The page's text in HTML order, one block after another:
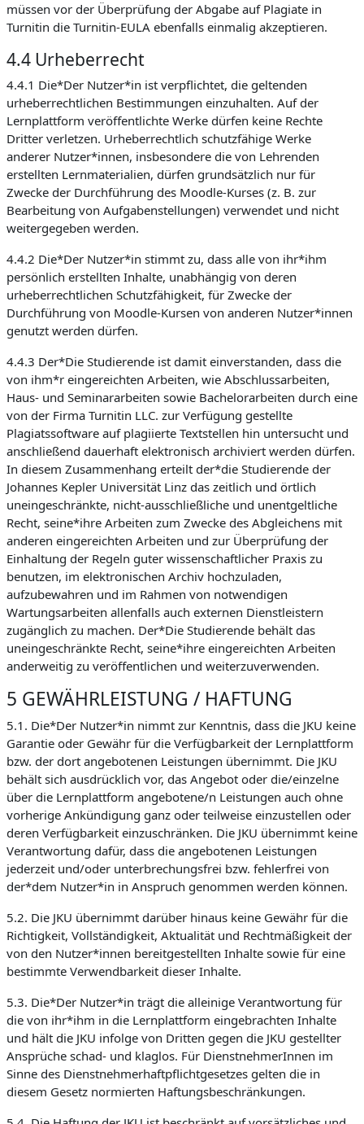
müssen vor der Überprüfung der Abgabe auf Plagiate in
Turnitin die Turnitin-EULA ebenfalls einmalig akzeptieren.
4.4 Urheberrecht
4.4.1 Die*Der Nutzer*in ist verpflichtet, die geltenden
urheberrechtlichen Bestimmungen einzuhalten. Auf der
Lernplattform veröffentlichte Werke dürfen keine Rechte
Dritter verletzen. Urheberrechtlich schutzfähige Werke
anderer Nutzer*innen, insbesondere die von Lehrenden
erstellten Lernmaterialien, dürfen grundsätzlich nur für
Zwecke der Durchführung des Moodle-Kurses (z. B. zur
Bearbeitung von Aufgabenstellungen) verwendet und nicht
weitergegeben werden.
4.4.2 Die*Der Nutzer*in stimmt zu, dass alle von ihr*ihm
persönlich erstellten Inhalte, unabhängig von deren
urheberrechtlichen Schutzfähigkeit, für Zwecke der
Durchführung von Moodle-Kursen von anderen Nutzer*innen
genutzt werden dürfen.
4.4.3 Der*Die Studierende ist damit einverstanden, dass die
von ihm*r eingereichten Arbeiten, wie Abschlussarbeiten,
Haus- und Seminararbeiten sowie Bachelorarbeiten durch eine
von der Firma Turnitin LLC. zur Verfügung gestellte
Plagiatssoftware auf plagiierte Textstellen hin untersucht und
anschließend dauerhaft elektronisch archiviert werden dürfen.
In diesem Zusammenhang erteilt der*die Studierende der
Johannes Kepler Universität Linz das zeitlich und örtlich
uneingeschränkte, nicht-ausschließliche und unentgeltliche
Recht, seine*ihre Arbeiten zum Zwecke des Abgleichens mit
anderen eingereichten Arbeiten und zur Überprüfung der
Einhaltung der Regeln guter wissenschaftlicher Praxis zu
benutzen, im elektronischen Archiv hochzuladen,
aufzubewahren und im Rahmen von notwendigen
Wartungsarbeiten allenfalls auch externen Dienstleistern
zugänglich zu machen. Der*Die Studierende behält das
uneingeschränkte Recht, seine*ihre eingereichten Arbeiten
anderweitig zu veröffentlichen und weiterzuverwenden.
5 GEWÄHRLEISTUNG / HAFTUNG
5.1. Die*Der Nutzer*in nimmt zur Kenntnis, dass die JKU keine
Garantie oder Gewähr für die Verfügbarkeit der Lernplattform
bzw. der dort angebotenen Leistungen übernimmt. Die JKU
behält sich ausdrücklich vor, das Angebot oder die/einzelne
über die Lernplattform angebotene/n Leistungen auch ohne
vorherige Ankündigung ganz oder teilweise einzustellen oder
deren Verfügbarkeit einzuschränken. Die JKU übernimmt keine
Verantwortung dafür, dass die angebotenen Leistungen
jederzeit und/oder unterbrechungsfrei bzw. fehlerfrei von
der*dem Nutzer*in in Anspruch genommen werden können.
5.2. Die JKU übernimmt darüber hinaus keine Gewähr für die
Richtigkeit, Vollständigkeit, Aktualität und Rechtmäßigkeit der
von den Nutzer*innen bereitgestellten Inhalte sowie für eine
bestimmte Verwendbarkeit dieser Inhalte.
5.3. Die*Der Nutzer*in trägt die alleinige Verantwortung für
die von ihr*ihm in die Lernplattform eingebrachten Inhalte
und hält die JKU infolge von Dritten gegen die JKU gestellter
Ansprüche schad- und klaglos. Für DienstnehmerInnen im
Sinne des Dienstnehmerhaftpflichtgesetzes gelten die in
diesem Gesetz normierten Haftungsbeschränkungen.